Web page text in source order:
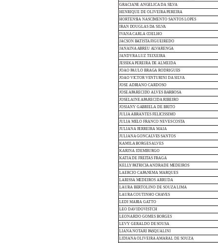
GRACIANE ANGELICA DA SILVA
HENRIQUE DE OLIVEIRA PEREIRA
HORTENSIA NASCIMENTO SANTOS LOPES
IRAN DOUGLAS DA SILVA
IVANA CARLA COELHO
JACSON BATISTA FIGUEIREDO
JANAINA ABREU ALVARENGA
JANDYRA LUZ TEIXEIRA
JESSIKA PEREIRA DE ALMEIDA
JOAO PAULO BRAGA RODRIGUES
JOAO VICTOR VENTURINI DA SILVA
JOSE ADRIANO CARDOSO
JOSE APARECIDO ALVES BARBOSA
JOSELAINE APARECIDA RIBEIRO
JOSIANY GABRIELA DE BRITO
JULIAABRANTES FELICISSIMO
JULIA MELO FRANCO NEVES COSTA
JULIANA FERREIRA MAIA
JULIANAGONCALVES SANTOS
KAMILABORGESALVES
KARINA IDEMBURGO
KATIADE FREITAS FRAGA
KELLYPATRICIAANDRADE MEDEIROS
LAERCIO CAPANEMA MARQUES
LARISSA MEDEIROS ARRUDA
LAURA BERTOLINO DE SOUZALIMA
LAURACOUTINHO CHAVES
LEDI MARIA GATTO
LEO DAVIDOVISTCH
LEONARDO GOMES BORGES
LEVY GERALDO DESOUSA
LIANANOTARI PASQUALINI
LIDIANAOLIVEIRAAMARAL DE SOUZA